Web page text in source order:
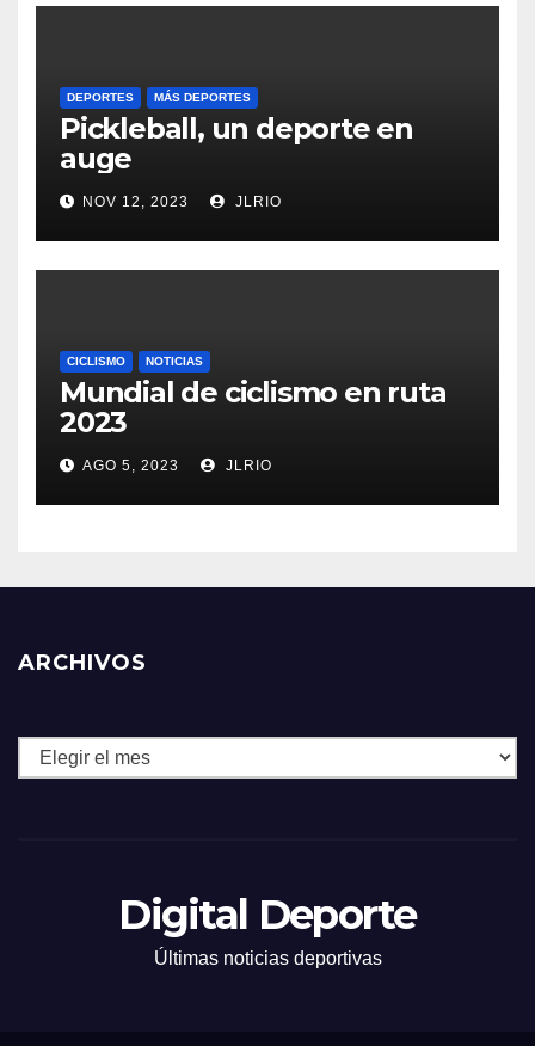
DEPORTES MÁS DEPORTES
Pickleball, un deporte en
auge
NOV 12, 2023 JLRIO
CICLISMO NOTICIAS
Mundial de ciclismo en ruta
2023
AGO 5, 2023 JLRIO
ARCHIVOS
Archivos
Digital Deporte
Últimas noticias deportivas